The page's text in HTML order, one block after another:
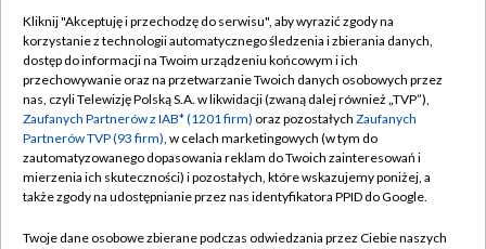
TVP
Abonament TVP
Emisja w TVP
Centrum informacji TVP
Naziemna Telewizja Cyfrowa
Regulamin TVP
Polityka prywatności
Moje zgody
Pomoc
Kliknij "Akceptuję i przechodzę do serwisu", aby wyrazić zgody na
korzystanie z technologii automatycznego śledzenia i zbierania danych,
dostęp do informacji na Twoim urządzeniu końcowym i ich
przechowywanie oraz na przetwarzanie Twoich danych osobowych przez
nas, czyli Telewizję Polską S.A. w likwidacji (zwaną dalej również „TVP”),
Zaufanych Partnerów z IAB* (1201 firm) oraz pozostałych Zaufanych
Partnerów TVP (93 firm), w celach marketingowych (w tym do
zautomatyzowanego dopasowania reklam do Twoich zainteresowań i
mierzenia ich skuteczności) i pozostałych, które wskazujemy poniżej, a
także zgody na udostępnianie przez nas identyfikatora PPID do Google.
Twoje dane osobowe zbierane podczas odwiedzania przez Ciebie naszych